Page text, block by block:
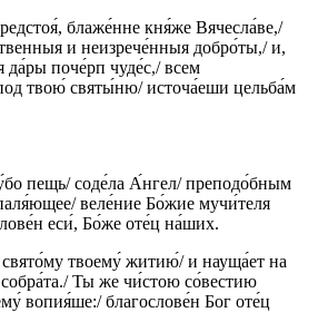
блаже́нне кня́же Вячесла́ве,/
и неизрече́нныя добро́ты,/ и,
да́ры поче́рп чуде́с,/ всем
твою́ святы́ню/ источа́еши цельба́м
пещь/ соде́ла А́нгел/ преподо́бным
веле́ние Бо́жие мучи́теля
еси́, Бо́же оте́ц на́ших.
твоему́ житию́/ и науща́ет на
Ты же чи́стою со́вестию
вопия́ше:/ благослове́н Бог оте́ц